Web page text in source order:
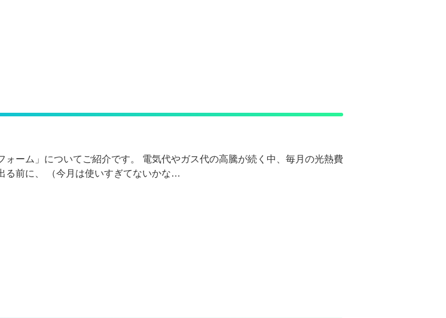
ーム」についてご紹介です。 電気代やガス代の高騰が続く中、毎月の光熱費
る前に、 （今月は使いすぎてないかな…